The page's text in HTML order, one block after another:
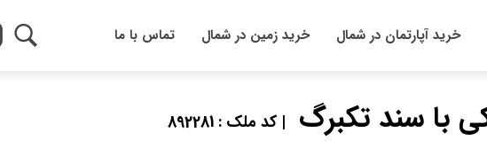
خرید آپارتمان در شمال خرید زمین در شمال تماس با ما
| کد ملک : 892281